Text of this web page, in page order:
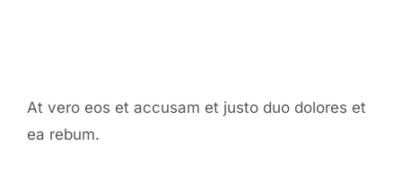
At vero eos et accusam et justo duo dolores et
ea rebum.